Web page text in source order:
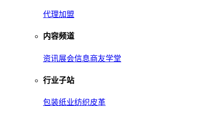
代理加盟
内容频道
资讯展会信息商友学堂
行业子站
包装纸业纺织皮革